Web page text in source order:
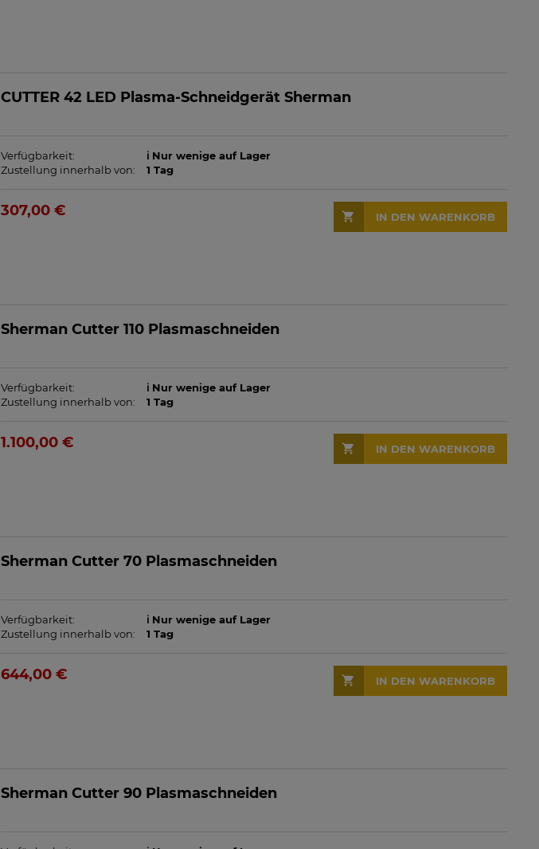
CUTTER 42 LED Plasma-Schneidgerät Sherman
Verfügbarkeit:
ℹ️ Nur wenige auf Lager
Zustellung innerhalb von:
1 Tag
307,00 € IN DEN WARENKORB
Sherman Cutter 110 Plasmaschneiden
Verfügbarkeit:
ℹ️ Nur wenige auf Lager
Zustellung innerhalb von:
1 Tag
1.100,00 € IN DEN WARENKORB
Sherman Cutter 70 Plasmaschneiden
Verfügbarkeit:
ℹ️ Nur wenige auf Lager
Zustellung innerhalb von:
1 Tag
644,00 € IN DEN WARENKORB
Sherman Cutter 90 Plasmaschneiden